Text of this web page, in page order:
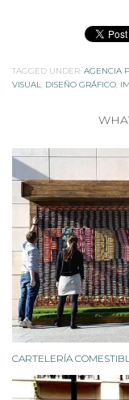
TAGGED UNDER: AGENCIA
VISUAL DISEÑO GRÁFICO
CARTELERÍA